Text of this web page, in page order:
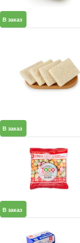
В заказ
В заказ
В заказ